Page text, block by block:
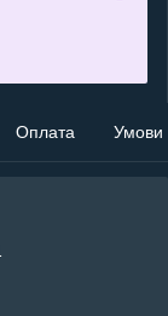
Оплата Умови